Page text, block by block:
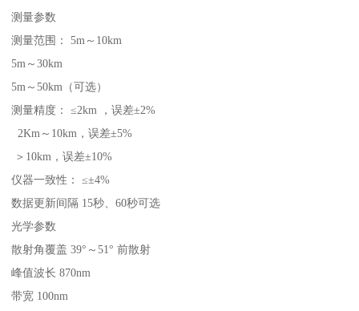
测量参数
测量范围： 5m～10km
5m～30km
5m～50km（可选）
测量精度： ≤2km ，误差±2%
2Km～10km，误差±5%
＞10km，误差±10%
仪器一致性： ≤±4%
数据更新间隔 15秒、60秒可选
光学参数
散射角覆盖 39°～51° 前散射
峰值波长 870nm
带宽 100nm